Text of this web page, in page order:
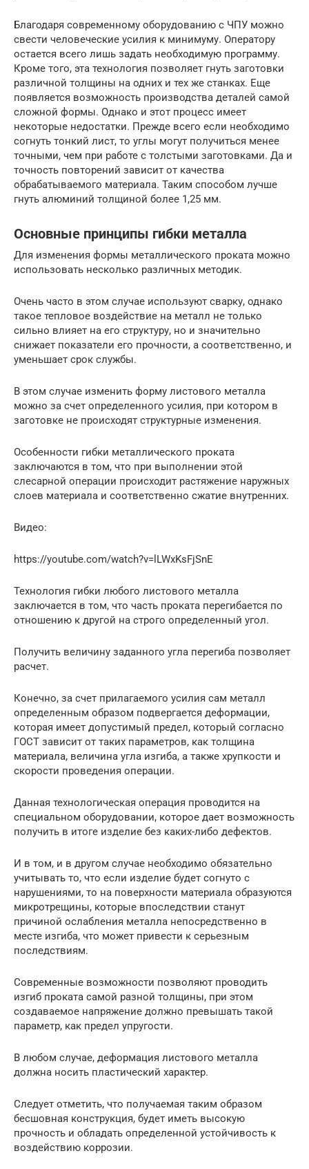
Благодаря современному оборудованию с ЧПУ можно
свести человеческие усилия к минимуму. Оператору
остается всего лишь задать необходимую программу.
Кроме того, эта технология позволяет гнуть заготовки
различной толщины на одних и тех же станках. Еще
появляется возможность производства деталей самой
сложной формы. Однако и этот процесс имеет
некоторые недостатки. Прежде всего если необходимо
согнуть тонкий лист, то углы могут получиться менее
точными, чем при работе с толстыми заготовками. Да и
точность повторений зависит от качества
обрабатываемого материала. Таким способом лучше
гнуть алюминий толщиной более 1,25 мм.
Основные принципы гибки металла
Для изменения формы металлического проката можно
использовать несколько различных методик.
Очень часто в этом случае используют сварку, однако
такое тепловое воздействие на металл не только
сильно влияет на его структуру, но и значительно
снижает показатели его прочности, а соответственно, и
уменьшает срок службы.
В этом случае изменить форму листового металла
можно за счет определенного усилия, при котором в
заготовке не происходят структурные изменения.
Особенности гибки металлического проката
заключаются в том, что при выполнении этой
слесарной операции происходит растяжение наружных
слоев материала и соответственно сжатие внутренних.
Видео:
https://youtube.com/watch?v=lLWxKsFjSnE
Технология гибки любого листового металла
заключается в том, что часть проката перегибается по
отношению к другой на строго определенный угол.
Получить величину заданного угла перегиба позволяет
расчет.
Конечно, за счет прилагаемого усилия сам металл
определенным образом подвергается деформации,
которая имеет допустимый предел, который согласно
ГОСТ зависит от таких параметров, как толщина
материала, величина угла изгиба, а также хрупкости и
скорости проведения операции.
Данная технологическая операция проводится на
специальном оборудовании, которое дает возможность
получить в итоге изделие без каких-либо дефектов.
И в том, и в другом случае необходимо обязательно
учитывать то, что если изделие будет согнуто с
нарушениями, то на поверхности материала образуются
микротрещины, которые впоследствии станут
причиной ослабления металла непосредственно в
месте изгиба, что может привести к серьезным
последствиям.
Современные возможности позволяют проводить
изгиб проката самой разной толщины, при этом
создаваемое напряжение должно превышать такой
параметр, как предел упругости.
В любом случае, деформация листового металла
должна носить пластический характер.
Следует отметить, что получаемая таким образом
бесшовная конструкция, будет иметь высокую
прочность и обладать определенной устойчивость к
воздействию коррозии.